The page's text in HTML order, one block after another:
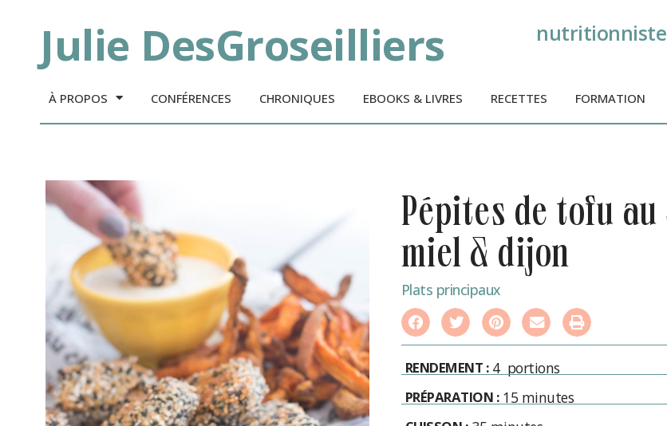
Julie DesGroseilliers nutritionniste
À PROPOS CONFÉRENCES CHRONIQUES EBOOKS & LIVRES RECETTES FORMATION
pépites de tofu au sésame, sauce
miel & dijon
Plats principaux
RENDEMENT : 4 portions
PRÉPARATION : 15 minutes